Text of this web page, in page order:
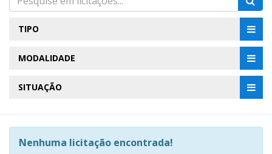
TIPO
MODALIDADE
SITUAÇÃO
Nenhuma licitação encontrada!